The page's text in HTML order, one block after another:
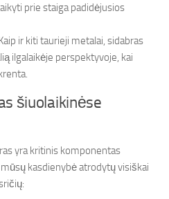
prie staiga padidėjusios
ir kiti taurieji metalai, sidabras
ilgalaikėje perspektyvoje, kai
šiuolaikinėse
yra kritinis komponentas
kasdienybė atrodytų visiškai